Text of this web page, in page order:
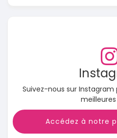
Suivez-nous sur
Accédez à notre